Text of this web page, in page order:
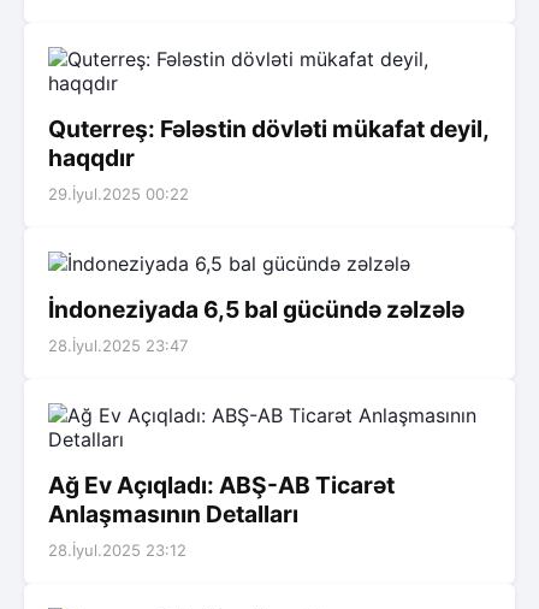
Quterreş: Fələstin dövləti mükafat deyil,
haqqdır
29.İyul.2025 00:22
İndoneziyada 6,5 bal gücündə zəlzələ
28.İyul.2025 23:47
Ağ Ev Açıqladı: ABŞ-AB Ticarət
Anlaşmasının Detalları
28.İyul.2025 23:12